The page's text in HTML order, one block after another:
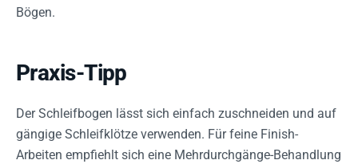
Bögen.
Praxis-Tipp
Der Schleifbogen lässt sich einfach zuschneiden und auf
gängige Schleifklötze verwenden. Für feine Finish-
Arbeiten empfiehlt sich eine Mehrdurchgänge-Behandlung